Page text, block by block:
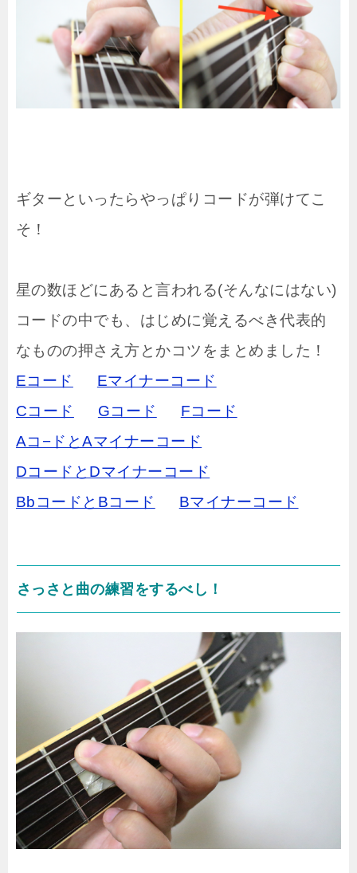
ギターといったらやっぱりコードが弾けてこ
そ！
星の数ほどにあると言われる(そんなにはない)
コードの中でも、はじめに覚えるべき代表的
なものの押さえ方とかコツをまとめました！
Eコード
Eマイナーコード
Cコード
Gコード
Fコード
Aコ−ドとAマイナーコード
DコードとDマイナーコード
BbコードとBコード
Bマイナーコード
さっさと曲の練習をするべし！